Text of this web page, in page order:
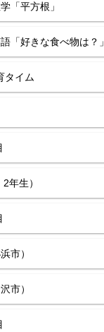
「平方根」
「好きな食べ物は？」
タイム
年生）
市）
市）